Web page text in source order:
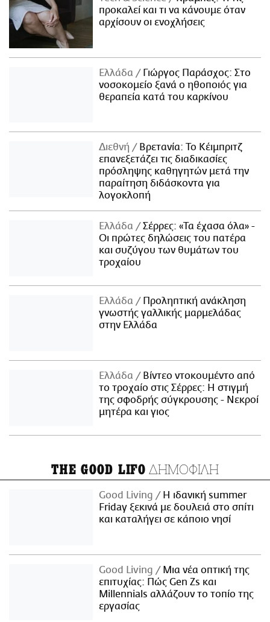
προκαλεί και τι να κάνουμε όταν
αρχίσουν οι ενοχλήσεις
Ελλάδα
Γιώργος Παράσχος: Στο
νοσοκομείο ξανά ο ηθοποιός για
θεραπεία κατά του καρκίνου
Διεθνή
Βρετανία: Το Κέιμπριτζ
επανεξετάζει τις διαδικασίες
πρόσληψης καθηγητών μετά την
παραίτηση διδάσκοντα για
λογοκλοπή
Ελλάδα
Σέρρες: «Τα έχασα όλα» -
Οι πρώτες δηλώσεις του πατέρα
και συζύγου των θυμάτων του
τροχαίου
Ελλάδα
Προληπτική ανάκληση
γνωστής γαλλικής μαρμελάδας
στην Ελλάδα
Ελλάδα
Βίντεο ντοκουμέντο από
το τροχαίο στις Σέρρες: Η στιγμή
της σφοδρής σύγκρουσης - Νεκροί
μητέρα και γιος
THE GOOD LIFO ΔΗΜΟΦΙΛΗ
Good Living
Η ιδανική summer
Friday ξεκινά με δουλειά στο σπίτι
και καταλήγει σε κάποιο νησί
Good Living
Μια νέα οπτική της
επιτυχίας: Πώς Gen Zs και
Millennials αλλάζουν το τοπίο της
εργασίας